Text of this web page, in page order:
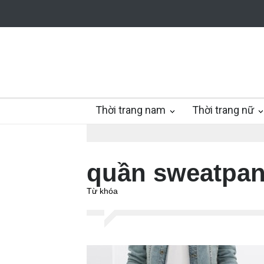
Thời trang nam Thời trang nữ
quần
Từ khóa